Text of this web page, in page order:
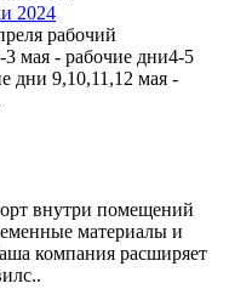
2024
рабочий
мая - рабочие дни4-5
дни 9,10,11,12 мая -
внутри помещений
материалы и
компания расширяет